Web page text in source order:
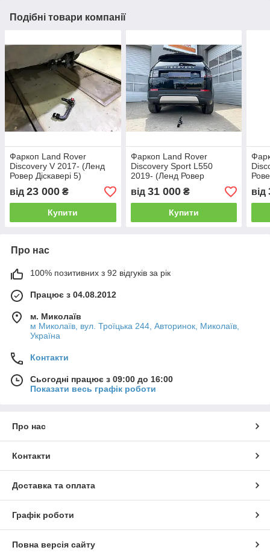
Подібні товари компанії
Фаркоп Land Rover
Discovery V 2017- (Ленд
Ровер Діскавері 5)
від 23 000 ₴
Купити
Фаркоп Land Rover
Discovery Sport L550
2019- (Ленд Ровер
швидкоз'ємний гак на
ключах
від 31 000₴
Купити
від
Про нас
100% позитивних з 92 відгуків за рік
Працює з 04.08.2012
м. Миколаїв
м Миколаїв, вул. Троїцька 244, Авторинок, Миколаїв,
Україна
Контакти
Сьогодні працює з 09:00 до 16:00
Показати весь графік роботи
Про нас
Контакти
Доставка та оплата
Графік роботи
Повна версія сайту